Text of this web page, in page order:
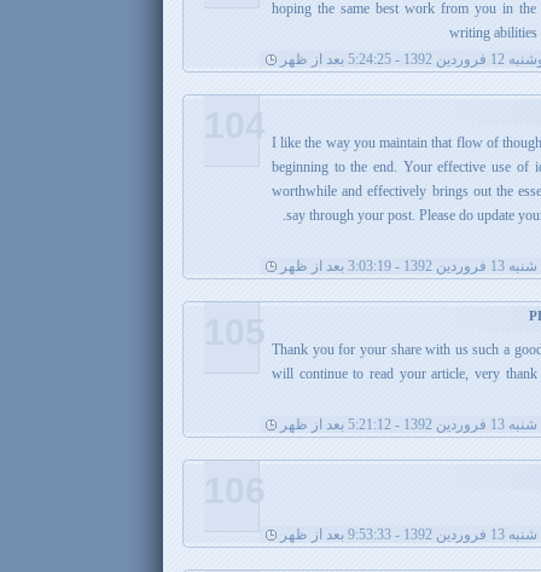
hoping the same best work from you in
writing abilities
1392 - 5:24:25 بعد از ظهر
I like the way you maintain that flow of
beginning to the end. Your effective use of
worthwhile and effectively brings out the
say through your post. Please do update
1392 - 3:03:19 بعد از ظهر
104
Thank you for your share with us such a
will continue to read your article, very
1392 - 5:21:12 بعد از ظهر
105
1392 - 9:53:33 بعد از ظهر
106